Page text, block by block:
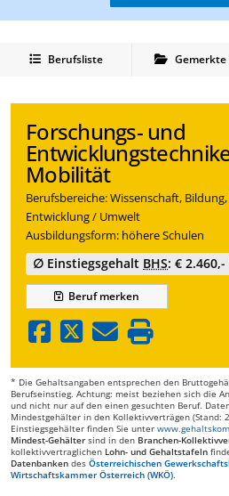
Berufsliste Gemerkte
Forschungs- und
Mobilität
Berufsbereiche: Wissenschaft,
Entwicklung / Umwelt
Ausbildungsform: höhere Schulen
∅ Einstiegsgehalt BHS: €
Berufmerken
* Die Gehaltsangaben entsprechen den
Berufseinstieg. Achtung: meist beziehen sich die
und nicht nur auf den einen gesuchten Beruf.
Mindestgehälter in den Kollektivverträgen (Stand:
Einstiegsgehälter finden Sie unter
Mindest-Gehälter sind in den Branchen-
kollektivvertraglichen Lohn- und Gehaltstafeln
Datenbanken des Österreichischen
Wirtschaftskammer Österreich (WKÖ).